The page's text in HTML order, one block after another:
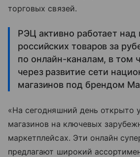
торговых связей.
РЭЦ активно работает
российских товаров за
по онлайн-каналам, в том
через развитие сети
магазинов под брендом
«На сегодняшний день открыто
магазинов на ключевых
маркетплейсах. Эти онлайн
предлагают широкий